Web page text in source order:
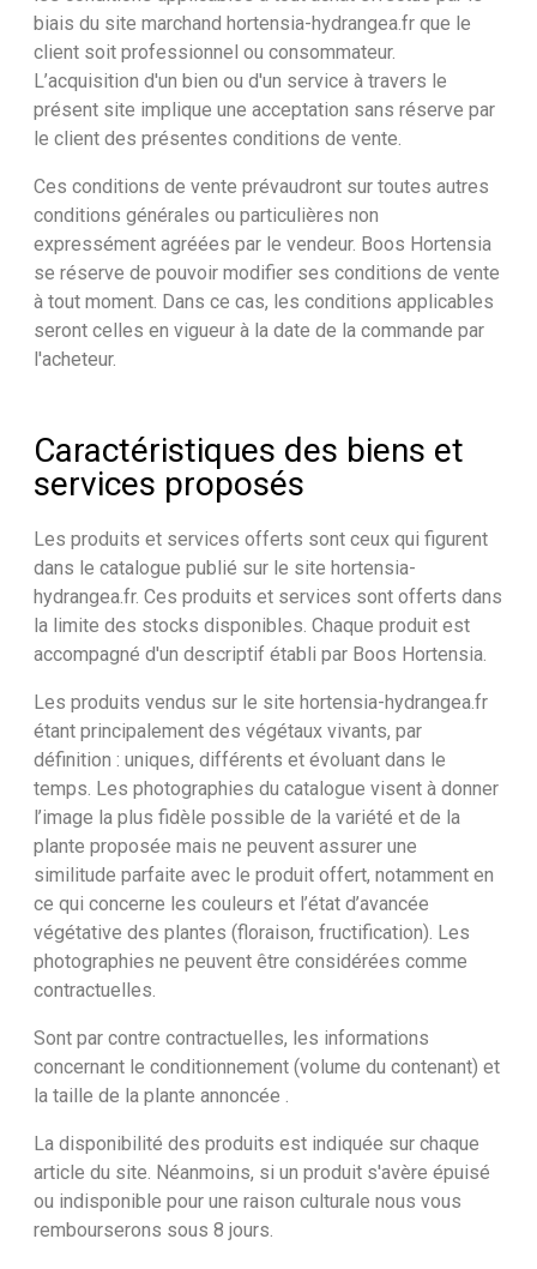
biais du site marchand hortensia-hydrangea.fr que le
client soit professionnel ou consommateur.
L’acquisition d'un bien ou d'un service à travers le
présent site implique une acceptation sans réserve par
le client des présentes conditions de vente.
Ces conditions de vente prévaudront sur toutes autres
conditions générales ou particulières non
expressément agréées par le vendeur. Boos Hortensia
se réserve de pouvoir modifier ses conditions de vente
à tout moment. Dans ce cas, les conditions applicables
seront celles en vigueur à la date de la commande par
l'acheteur.
Caractéristiques des biens et
services proposés
Les produits et services offerts sont ceux qui figurent
dans le catalogue publié sur le site hortensia-
hydrangea.fr. Ces produits et services sont offerts dans
la limite des stocks disponibles. Chaque produit est
accompagné d'un descriptif établi par Boos Hortensia.
Les produits vendus sur le site hortensia-hydrangea.fr
étant principalement des végétaux vivants, par
définition : uniques, différents et évoluant dans le
temps. Les photographies du catalogue visent à donner
l’image la plus fidèle possible de la variété et de la
plante proposée mais ne peuvent assurer une
similitude parfaite avec le produit offert, notamment en
ce qui concerne les couleurs et l’état d’avancée
végétative des plantes (floraison, fructification). Les
photographies ne peuvent être considérées comme
contractuelles.
Sont par contre contractuelles, les informations
concernant le conditionnement (volume du contenant) et
la taille de la plante annoncée .
La disponibilité des produits est indiquée sur chaque
article du site. Néanmoins, si un produit s'avère épuisé
ou indisponible pour une raison culturale nous vous
rembourserons sous 8 jours.